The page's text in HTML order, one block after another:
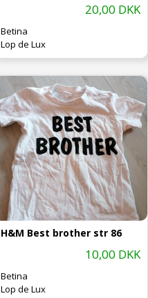
20,00 DKK
Betina
Lop de Lux
H&M Best brother str 86
10,00 DKK
Betina
Lop de Lux